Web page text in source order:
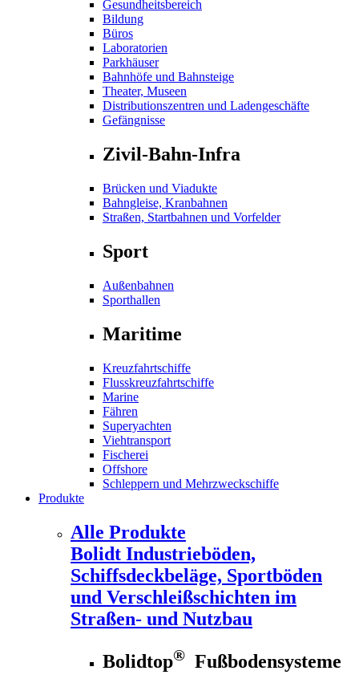
Gesundheitsbereich
Bildung
Büros
Laboratorien
Parkhäuser
Bahnhöfe und Bahnsteige
Theater, Museen
Distributionszentren und Ladengeschäfte
Gefängnisse
Zivil-Bahn-Infra
Brücken und Viadukte
Bahngleise, Kranbahnen
Straßen, Startbahnen und Vorfelder
Sport
Außenbahnen
Sporthallen
Maritime
Kreuzfahrtschiffe
Flusskreuzfahrtschiffe
Marine
Fähren
Superyachten
Viehtransport
Fischerei
Offshore
Schleppern und Mehrzweckschiffe
Produkte
Alle Produkte
Bolidt Industrieböden,
Schiffsdeckbeläge, Sportböden
und Verschleißschichten im
Straßen- und Nutzbau
Bolidtop® Fußbodensysteme